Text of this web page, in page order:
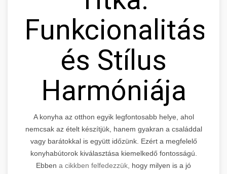
Funkcionalitás
és Stílus
Harmóniája
A konyha az otthon egyik legfontosabb helye, ahol
nemcsak az ételt készítjük, hanem gyakran a családdal
vagy barátokkal is együtt időzünk. Ezért a megfelelő
konyhabútorok kiválasztása kiemelkedő fontosságú.
Ebben a cikkben felfedezzük, hogy milyen is a jó